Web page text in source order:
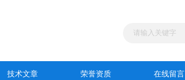
技术文章 荣誉资质 在线留言